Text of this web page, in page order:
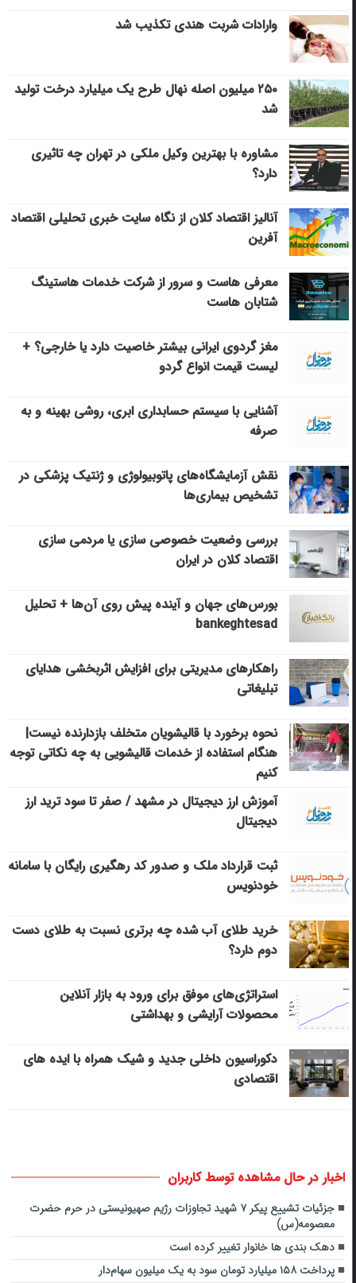
وارادات شربت هندی تکذیب شد
۲۵۰ میلیون اصله نهال طرح یک میلیارد درخت تولید
شد
مشاوره با بهترین وکیل ملکی در تهران چه تاثیری
دارد؟
آنالیز اقتصاد کلان از نگاه سایت خبری تحلیلی اقتصاد
آفرین
معرفی هاست و سرور از شرکت خدمات هاستینگ
شتابان هاست
مغز گردوی ایرانی بیشتر خاصیت دارد یا خارجی؟ +
لیست قیمت انواع گردو
آشنایی با سیستم حسابداری ابری، روشی بهینه و به
صرفه
نقش آزمایشگاه‌های پاتوبیولوژی و ژنتیک پزشکی در
تشخیص بیماری‌ها
بررسی وضعیت خصوصی سازی یا مردمی سازی
اقتصاد کلان در ایران
بورس‌های جهان و آینده پیش روی آن‌ها + تحلیل
bankeghtesad
راهکارهای مدیریتی برای افزایش اثربخشی هدایای
تبلیغاتی
نحوه برخورد با قالیشویان متخلف بازدارنده نیست|
هنگام استفاده از خدمات قالیشویی به چه نکاتی توجه
کنیم
آموزش ارز دیجیتال در مشهد / صفر تا سود ترید ارز
دیجیتال
ثبت قرارداد ملک و صدور کد رهگیری رایگان با سامانه
خودنویس
خرید طلای آب شده چه برتری نسبت به طلای دست
دوم دارد؟
استراتژی‌های موفق برای ورود به بازار آنلاین
محصولات آرایشی و بهداشتی
دکوراسیون داخلی جدید و شیک همراه با ایده های
اقتصادی
اخبار در حال مشاهده توسط کاربران
جزئیات تشییع پیکر ۷ شهید تجاوزات رژیم صهیونیستی در حرم حضرت
معصومه(س)
دهک بندی ها خانوار تغییر کرده است
پرداخت ۱۵۸ میلیارد تومان سود به یک میلیون سهام‌دار